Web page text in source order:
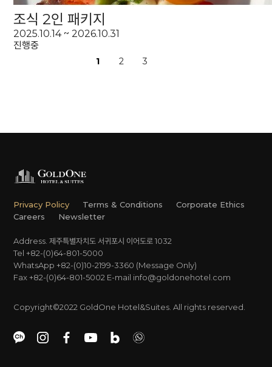
조식 2인 패키지
2025.10.14 ~ 2026.10.31
진행중
1 2 3
Privacy Policy Terms & Conditions
Corporate Ethics
Careers
Newsletter
Address. 제주특별자치도 서귀포시 이어도로 1032
Tel +82-(0)64-801-5000
WhatsApp +82-(0)10-2199-3360 (Message Only)
Fax +82-(0)64-801-5002 E-mail info@goldonehotel.com
Copyright©2022 GoldOne Hotel&Suites. All rights reserved.